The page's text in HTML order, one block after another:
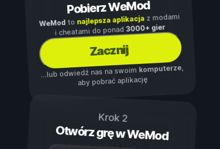
Pobierz WeMod
WeModto najlepsza aplikacjaz modami
i cheatami do ponad3000+ gier
Zacznij
...lub odwiedź nas na swoim komputerze,
aby pobrać aplikację
Krok 2
Otwórz grę w WeMod